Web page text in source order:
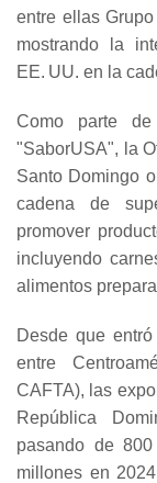
entre ellas
mostrando la
EE. UU. en la
Como parte
"SaborUSA", la
Santo Domingo
cadena de
promover
incluyendo
alimentos
Desde que
entre
CAFTA), las
República
pasando de
millones en